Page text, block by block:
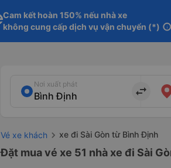
Cam kết hoàn 150% nếu nhà xe
không cung cấp dịch vụ vận chuyển (*) info
Nơi xuất phát
import_export
Vé xe khách xe đi Sài Gòn từ Bình Định
Đặt mua vé xe 51 nhà xe đi Sài